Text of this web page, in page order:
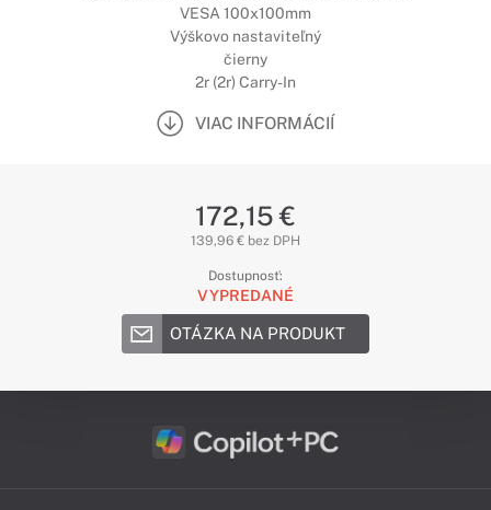
VESA 100x100mm
Výškovo nastaviteľný
čierny
2r (2r) Carry-In
VIAC INFORMÁCIÍ
172,15 €
139,96 € bez DPH
Dostupnosť:
VYPREDANÉ
OTÁZKA NA PRODUKT